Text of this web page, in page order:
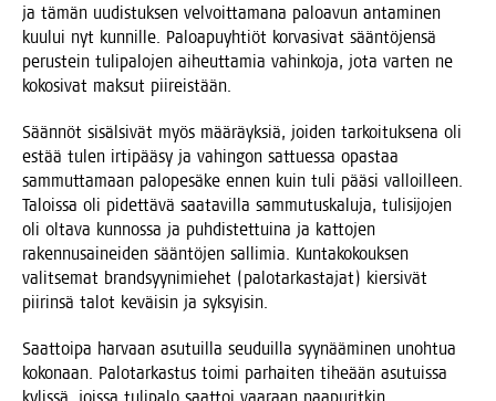
ja tämän uudis­tuk­sen vel­voit­ta­ma­na paloa­vun anta­mi­nen
kuu­lui nyt kun­nil­le. Paloa­pu­yh­tiöt kor­va­si­vat sään­tö­jen­sä
perus­tein tuli­pa­lo­jen aiheut­ta­mia vahin­ko­ja, jota var­ten ne
koko­si­vat mak­sut piireistään.
Sään­nöt sisäl­si­vät myös mää­räyk­siä, joi­den tar­koi­tuk­se­na oli
estää tulen irti­pää­sy ja vahin­gon sat­tues­sa opas­taa
sam­mut­ta­maan palo­pe­sä­ke ennen kuin tuli pää­si val­loil­leen.
Talois­sa oli pidet­tä­vä saa­ta­vil­la sam­mu­tus­ka­lu­ja, tuli­si­jo­jen
oli olta­va kun­nos­sa ja puh­dis­tet­tui­na ja kat­to­jen
raken­nusai­nei­den sään­tö­jen sal­li­mia. Kun­ta­ko­kouk­sen
valit­se­mat brand­syy­ni­mie­het (palo­tar­kas­ta­jat) kier­si­vät
pii­rin­sä talot keväi­sin ja syksyisin.
Saat­toi­pa har­vaan asu­tuil­la seu­duil­la syy­nää­mi­nen unoh­tua
koko­naan. Palo­tar­kas­tus toi­mi par­hai­ten tihe­ään asu­tuis­sa